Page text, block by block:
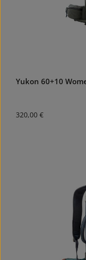
Yukon 60+10
Regulärer Preis:
320,00 €